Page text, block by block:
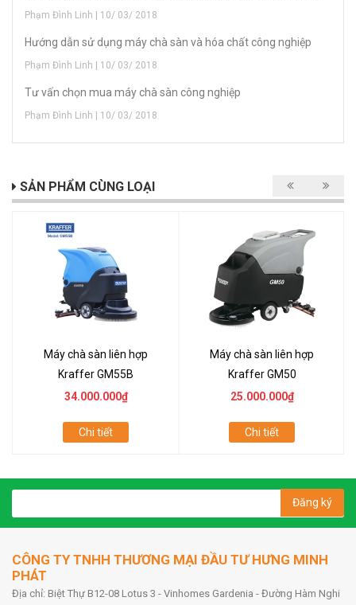
Phạm Đình Linh | 10/ 03/ 2018
Hướng dẫn sử dụng máy chà sàn và hóa chất công nghiệp
Phạm Đình Linh | 10/ 03/ 2018
Tư vấn chọn mua máy chà sàn công nghiệp
Phạm Đình Linh | 10/ 03/ 2018
SẢN PHẨM CÙNG LOẠI
Máy chà sàn liên hợp
Kraffer GM55B
34.000.000₫
Chi tiết
Máy chà sàn liên hợp
Kraffer GM50
25.000.000₫
Chi tiết
Đăng ký
CÔNG TY TNHH THƯƠNG MẠI ĐẦU TƯ HƯNG MINH
PHÁT
Địa chỉ: Biệt Thự B12-08 Lotus 3 - Vinhomes Gardenia - Đường Hàm Nghi